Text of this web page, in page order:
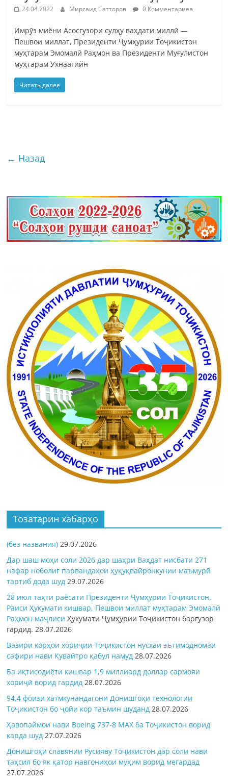
24.04.2022 Мирсаид Сатторов 0 Комментариев
Имрӯз миёни Асосгузори сулҳу ваҳдати миллӣ —
Пешвои миллат, Президенти Ҷумҳурии Тоҷикистон
муҳтарам Эмомалӣ Раҳмон ва Президенти Муғулистон
муҳтарам Ухнаагийн
Читать далее
← Назад
Тозатарин хабарҳо
(без названия) 29.07.2026
Дар шаш моҳи соли 2026 дар шаҳри Ваҳдат нисбати 271
нафар ноболиғ парвандаҳои ҳуқуқвайронкунии маъмурӣ
тартиб дода шуд 29.07.2026
28 июл таҳти раёсати Президенти Ҷумҳурии Тоҷикистон,
Раиси Ҳукумати кишвар, Пешвои миллат муҳтарам Эмомалӣ
Раҳмон маҷлисиҲукумати Ҷумҳурии Тоҷикистон баргузор
гардид.28.07.2026
Вазири корҳои хориҷии Тоҷикистон нусхаи эътимодномаи
сафири нави Кувайтро қабул намуд 28.07.2026
Ба иқтисодиёти кишвар 1,9 миллиард доллар сармояи
хориҷӣ ворид гардид 28.07.2026
94,4 фоизи хатмкунандагони Донишгоҳи технологии
Тоҷикистон бо ҷойи кор таъмин шуданд 28.07.2026
Ҳавопаймои нави Boeing 737-8 MAX ба Тоҷикистон ворид
карда шуд 27.07.2026
Донишгоҳи славянии Русияву Тоҷикистон дар соли нави
таҳсил бо як қатор навгониҳои муҳим ворид мегардад
27.07.2026